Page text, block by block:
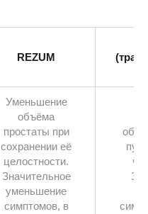
REZUM
Уменьшение
объёма
простаты при
сохранении её
целостности.
Значительное
уменьшение
симптомов, в